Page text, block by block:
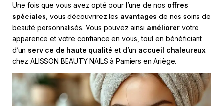
Une fois que vous avez opté pour l’une de nos offres
spéciales , vous découvrirez les avantages de nos soins de
beauté personnalisés. Vous pouvez ainsi améliorer votre
apparence et votre confiance en vous, tout en bénéficiant
d’un service de haute qualité et d’un accueil chaleureux
chez ALISSON BEAUTY NAILS à Pamiers en Ariège.